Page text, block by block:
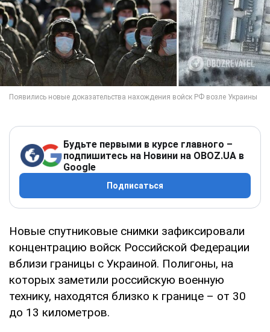
Будьте первыми в курсе главного –
подпишитесь на Новини на OBOZ.UA в
Google
Подписаться
Новые спутниковые снимки зафиксировали
концентрацию войск Российской Федерации
вблизи границы с Украиной. Полигоны, на
которых заметили российскую военную
технику, находятся близко к границе – от 30
до 13 километров.